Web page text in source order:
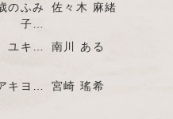
のふみ
子…
佐々木 麻緒
ユキ… 南川 ある
キヨ… 宮崎 瑤希